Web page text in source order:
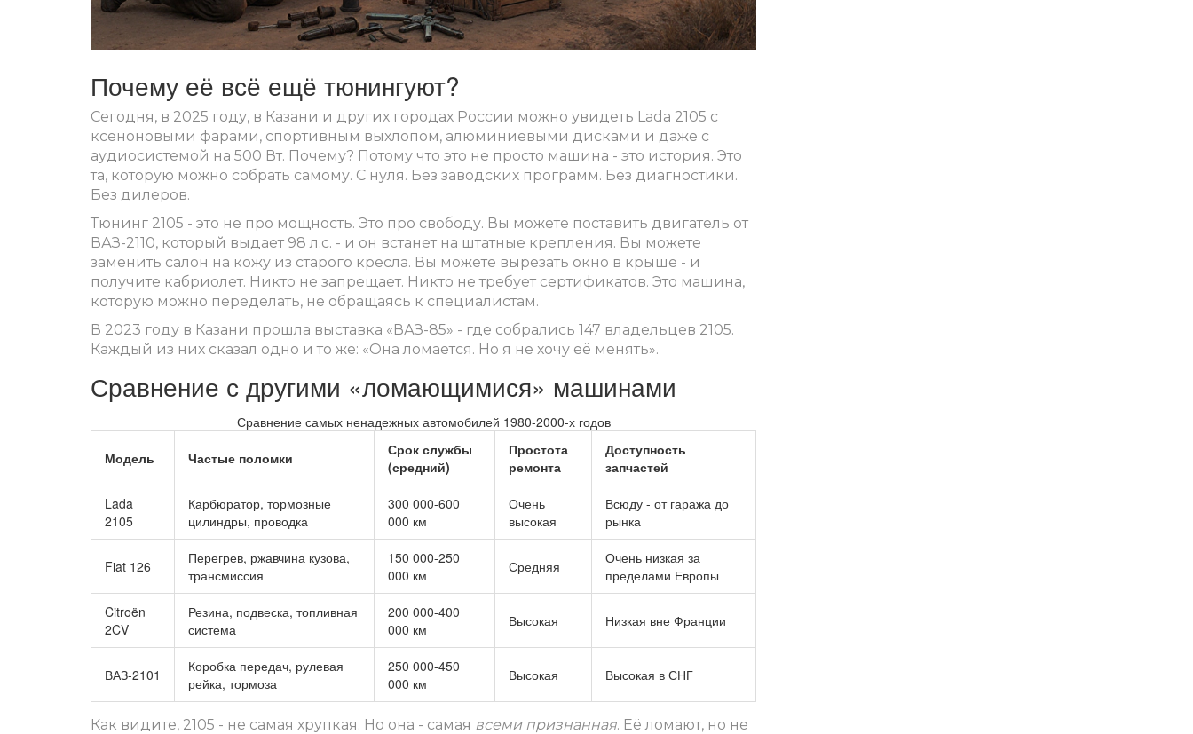
Почему её всё ещё тюнингуют?
Сегодня, в 2025 году, в Казани и других городах России можно увидеть Lada 2105 с
ксеноновыми фарами, спортивным выхлопом, алюминиевыми дисками и даже с
аудиосистемой на 500 Вт. Почему? Потому что это не просто машина - это история. Это
та, которую можно собрать самому. С нуля. Без заводских программ. Без диагностики.
Без дилеров.
Тюнинг 2105 - это не про мощность. Это про свободу. Вы можете поставить двигатель от
ВАЗ-2110, который выдает 98 л.с. - и он встанет на штатные крепления. Вы можете
заменить салон на кожу из старого кресла. Вы можете вырезать окно в крыше - и
получите кабриолет. Никто не запрещает. Никто не требует сертификатов. Это машина,
которую можно переделать, не обращаясь к специалистам.
В 2023 году в Казани прошла выставка «ВАЗ-85» - где собрались 147 владельцев 2105.
Каждый из них сказал одно и то же: «Она ломается. Но я не хочу её менять».
Сравнение с другими «ломающимися» машинами
Сравнение самых ненадежных автомобилей 1980-2000-х годов
Модель Частые поломки
Срок службы
(средний)
Простота
ремонта
Доступность
запчастей
Lada
2105
Карбюратор, тормозные
цилиндры, проводка
300 000-600
000 км
Очень
высокая
Всюду - от гаража до
рынка
Fiat 126
Перегрев, ржавчина кузова,
трансмиссия
150 000-250
000 км
Средняя
Очень низкая за
пределами Европы
Citroën
2CV
Резина, подвеска, топливная
система
200 000-400
000 км
Высокая Низкая вне Франции
ВАЗ-2101
Коробка передач, рулевая
рейка, тормоза
250 000-450
000 км
Высокая Высокая в СНГ
Как видите, 2105 - не самая хрупкая. Но она - самая всеми признанная. Её ломают, но не